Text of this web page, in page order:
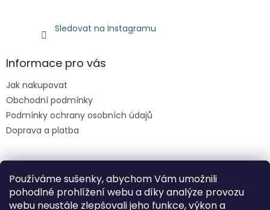
Používáme sušenky, abychom Vám umožnili
pohodlné prohlížení webu a díky analýze provozu
webu neustále zlepšovali jeho funkce, výkon a
Sledovat na Instagramu
Informace pro vás
Jak nakupovat
Obchodní podmínky
Podmínky ochrany osobních údajů
Doprava a platba
Facebook